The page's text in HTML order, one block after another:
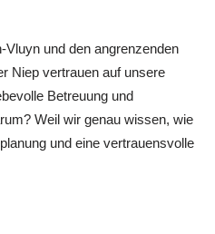
und den angrenzenden
Niep vertrauen auf unsere
Betreuung und
Weil wir genau wissen, wie
und eine vertrauensvolle